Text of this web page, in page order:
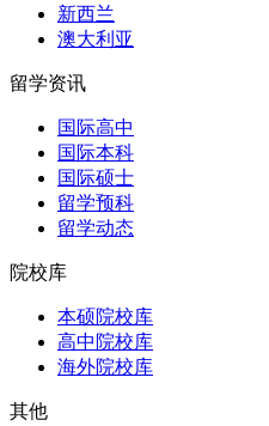
新西兰
澳大利亚
留学资讯
国际高中
国际本科
国际硕士
留学预科
留学动态
院校库
本硕院校库
高中院校库
海外院校库
其他